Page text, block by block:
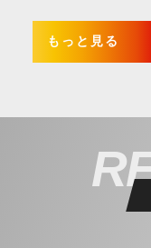
もっと見る